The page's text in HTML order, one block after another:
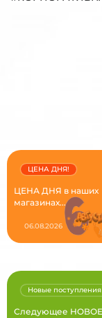
ЦЕНА ДНЯ в наших
магазинах...
ЦЕНА ДНЯ!
06.08.2026
Следующее
Новые поступления